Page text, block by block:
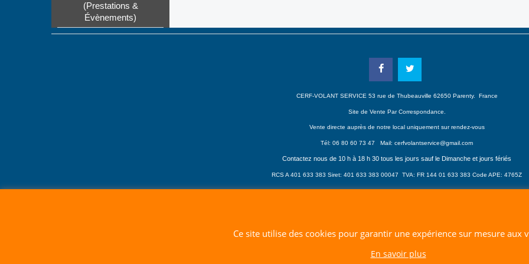
(Prestations &
Évènements)
CERF-VOLANT SERVICE 53 rue de Thubeauville 62650 Parenty. France
Site de Vente Par Correspondance.
Vente directe auprès de notre local uniquement sur rendez-vous
Tél: 06 80 60 73 47 Mail: cerfvolantservice@gmail.com
Contactez nous de 10 h à 18 h 30 tous les jours sauf le Dimanche et jours fériés
RCS A 401 633 383 Siret: 401 633 383 00047 TVA: FR 144 01 633 383 Code APE: 4765Z
Ce site utilise des cookies pour garantir une expérience sur mesure aux
En savoir plus